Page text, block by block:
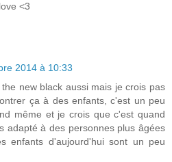
<3
2014 à 10:33
new black aussi mais je crois pas
ça à des enfants, c'est un peu
même et je crois que c'est quand
adapté à des personnes plus âgées
enfants d'aujourd'hui sont un peu